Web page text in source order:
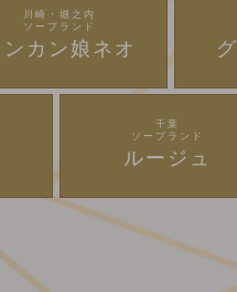
川崎・堀之内
ソープランド
ンカン娘ネオ
千葉
ソープランド
ルージュ